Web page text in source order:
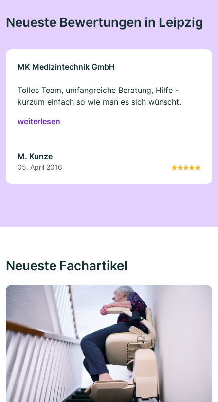
Neueste Bewertungen in Leipzig
MK Medizintechnik GmbH
Tolles Team, umfangreiche Beratung, Hilfe -
kurzum einfach so wie man es sich wünscht.
weiterlesen
M. Kunze
05. April 2016
Neueste Fachartikel